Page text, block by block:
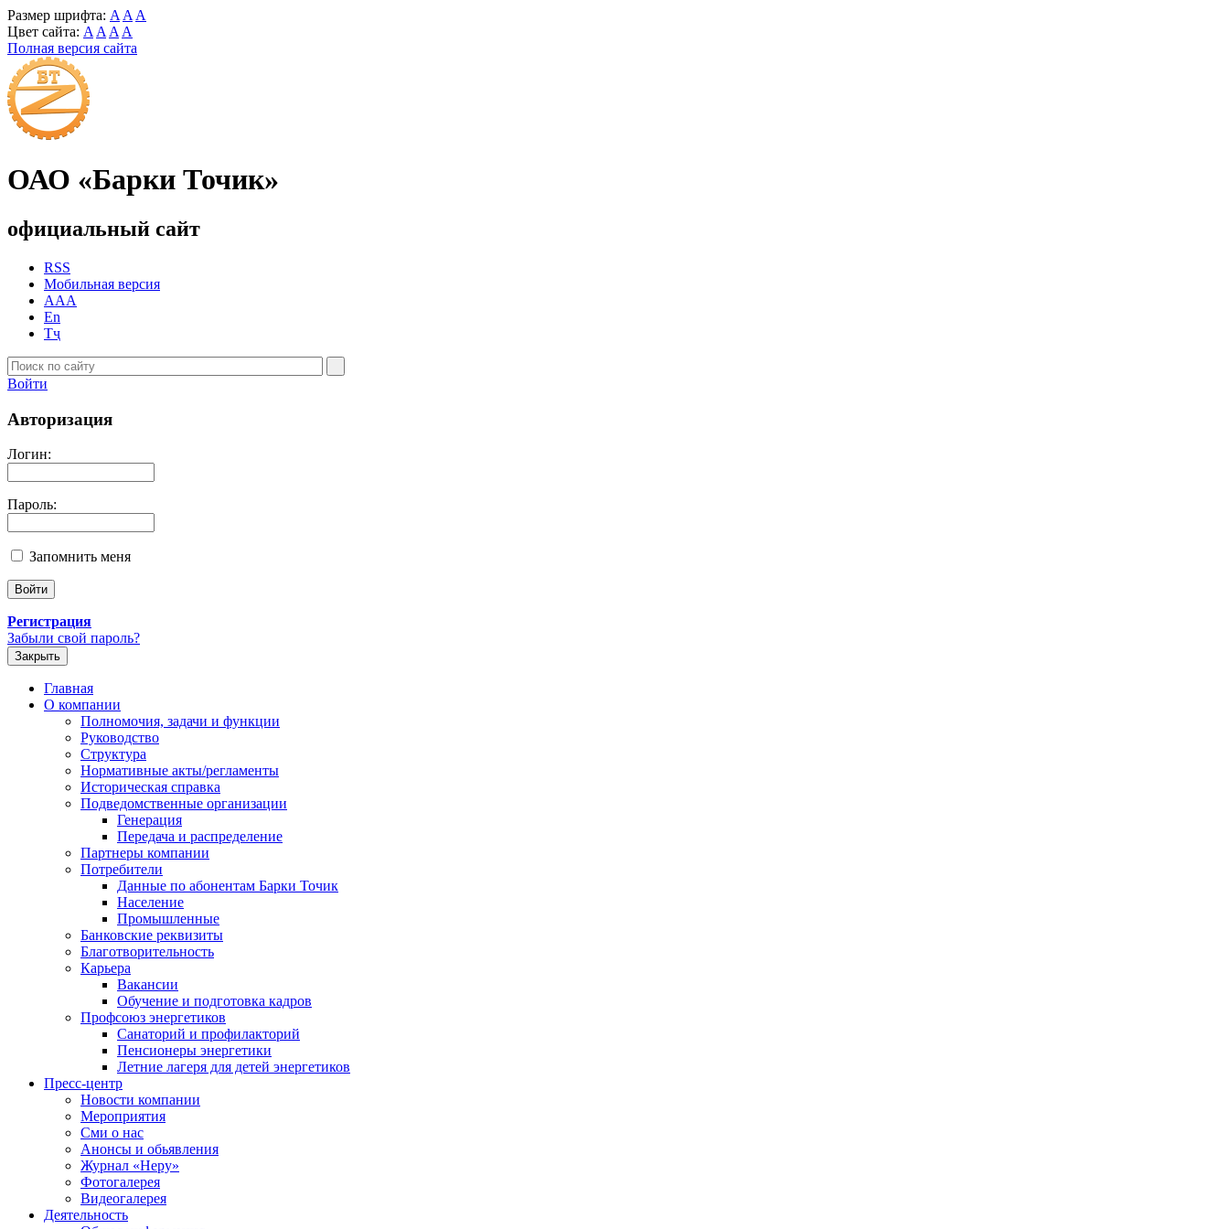
Размер шрифта: A A A
Цвет сайта: A A A A
Полная версия сайта
ОАО «Барки Точик»
официальный сайт
RSS
Мобильная версия
AAA
En
Тҷ
Войти
Авторизация
Логин:
Пароль:
Запомнить меня
Регистрация
Забыли свой пароль?
Закрыть
Главная
О компании
Полномочия, задачи и функции
Руководство
Структура
Нормативные акты/регламенты
Историческая справка
Подведомственные организации
Генерация
Передача и распределение
Партнеры компании
Потребители
Данные по абонентам Барки Точик
Население
Промышленные
Банковские реквизиты
Благотворительность
Карьера
Вакансии
Обучение и подготовка кадров
Профсоюз энергетиков
Санаторий и профилакторий
Пенсионеры энергетики
Летние лагеря для детей энергетиков
Пресс-центр
Новости компании
Мероприятия
Сми о нас
Анонсы и обьявления
Журнал «Неру»
Фотогалерея
Видеогалерея
Деятельность